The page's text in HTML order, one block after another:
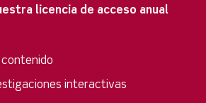
licencia de acceso anual
interactivas